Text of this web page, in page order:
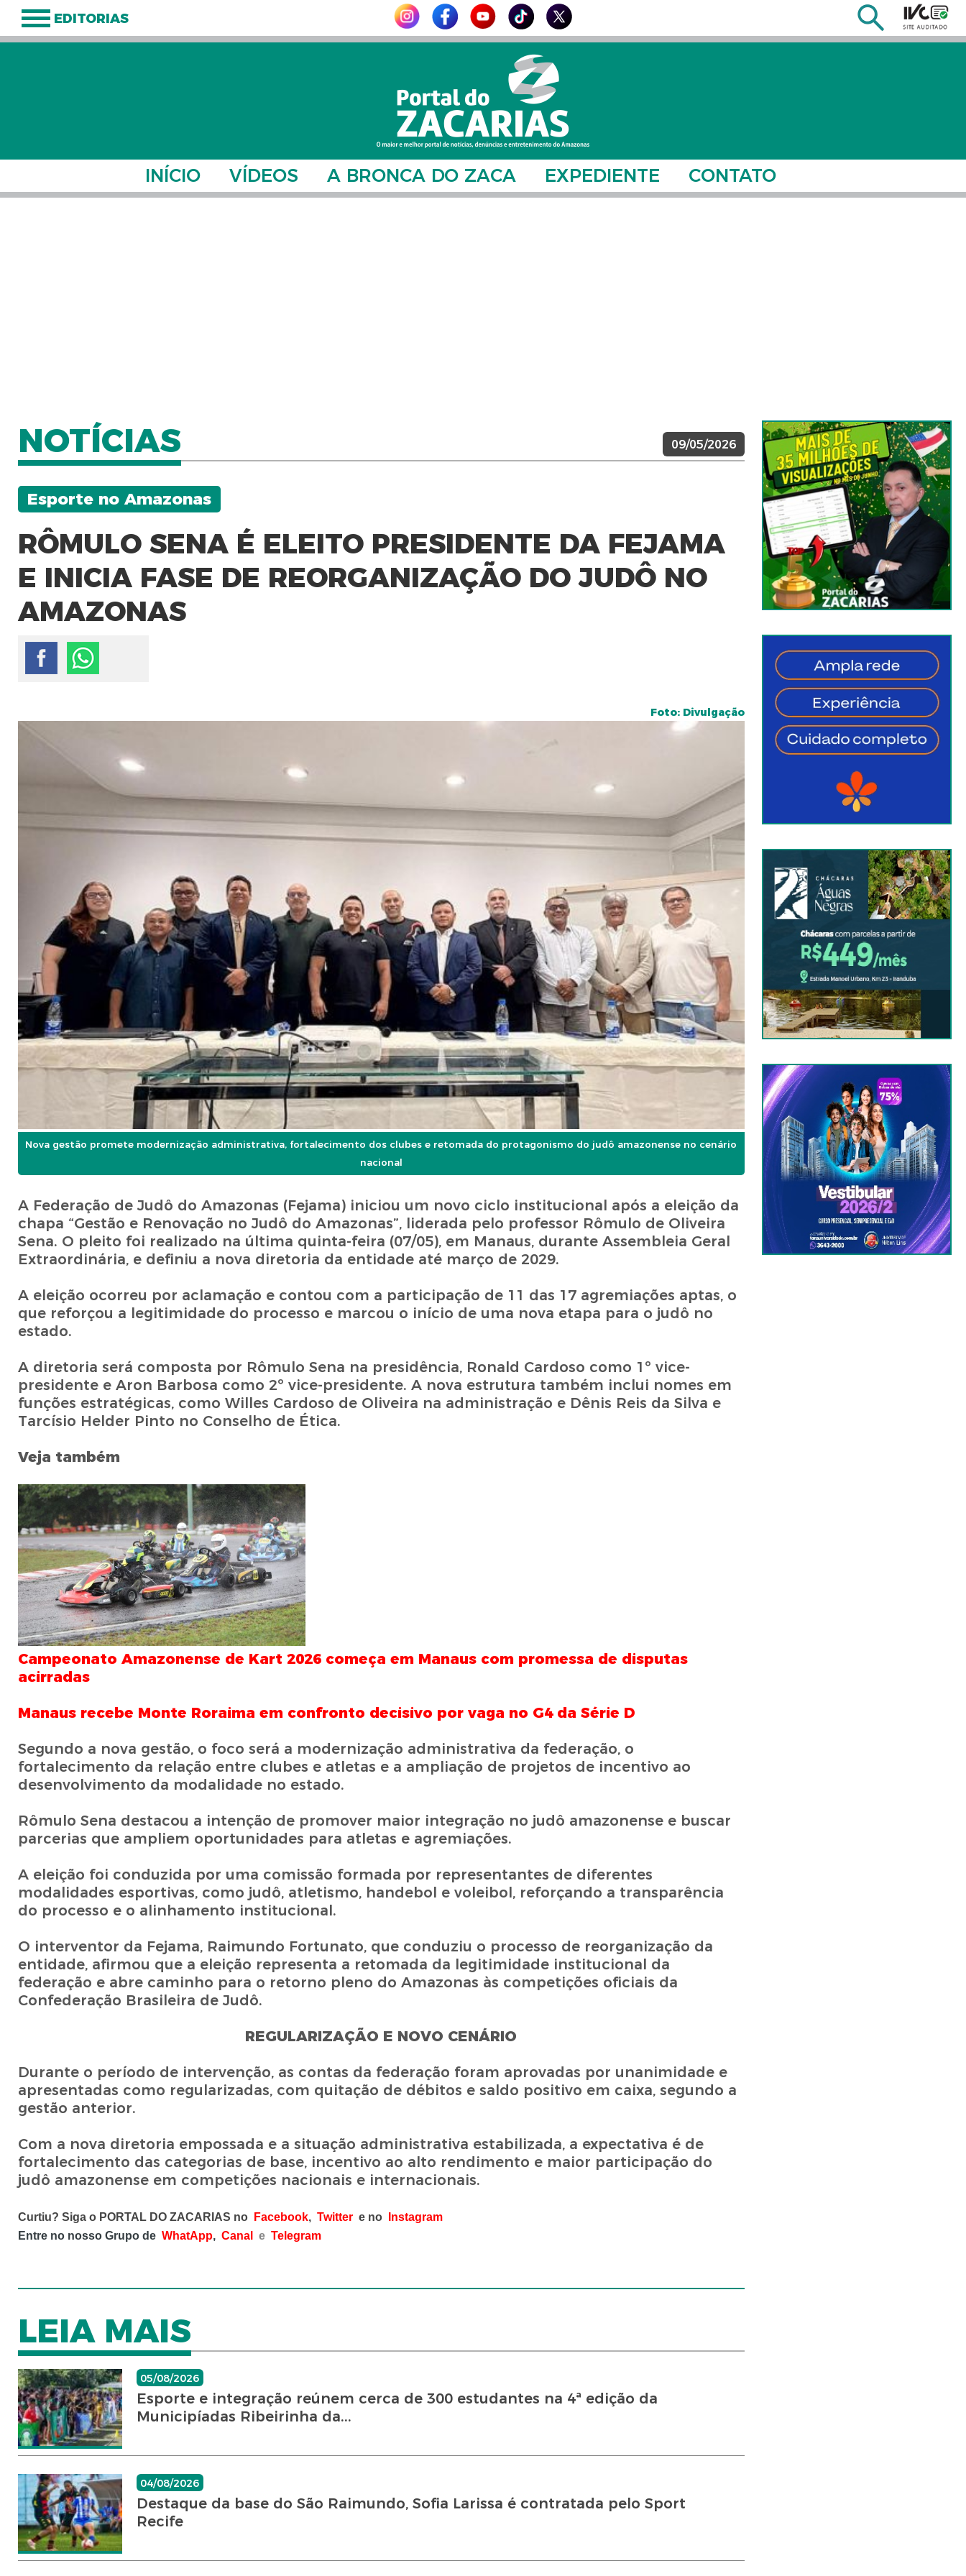
EDITORIAS
INÍCIO VÍDEOS A BRONCA DO ZACA EXPEDIENTE CONTATO
NOTÍCIAS 09/05/2026
Esporte no Amazonas
RÔMULO SENA É ELEITO PRESIDENTE DA FEJAMA
E INICIA FASE DE REORGANIZAÇÃO DO JUDÔ NO
AMAZONAS
Foto: Divulgação
Nova gestão promete modernização administrativa, fortalecimento dos clubes e retomada do protagonismo do judô amazonense no cenário
nacional
A Federação de Judô do Amazonas (Fejama) iniciou um novo ciclo institucional após a eleição da
chapa “Gestão e Renovação no Judô do Amazonas”, liderada pelo professor Rômulo de Oliveira
Sena. O pleito foi realizado na última quinta-feira (07/05), em Manaus, durante Assembleia Geral
Extraordinária, e definiu a nova diretoria da entidade até março de 2029.
A eleição ocorreu por aclamação e contou com a participação de 11 das 17 agremiações aptas, o
que reforçou a legitimidade do processo e marcou o início de uma nova etapa para o judô no
estado.
A diretoria será composta por Rômulo Sena na presidência, Ronald Cardoso como 1º vice-
presidente e Aron Barbosa como 2º vice-presidente. A nova estrutura também inclui nomes em
funções estratégicas, como Willes Cardoso de Oliveira na administração e Dênis Reis da Silva e
Tarcísio Helder Pinto no Conselho de Ética.
Veja também
Campeonato Amazonense de Kart 2026 começa em Manaus com promessa de disputas
acirradas
Manaus recebe Monte Roraima em confronto decisivo por vaga no G4 da Série D
Segundo a nova gestão, o foco será a modernização administrativa da federação, o
fortalecimento da relação entre clubes e atletas e a ampliação de projetos de incentivo ao
desenvolvimento da modalidade no estado.
Rômulo Sena destacou a intenção de promover maior integração no judô amazonense e buscar
parcerias que ampliem oportunidades para atletas e agremiações.
A eleição foi conduzida por uma comissão formada por representantes de diferentes
modalidades esportivas, como judô, atletismo, handebol e voleibol, reforçando a transparência
do processo e o alinhamento institucional.
O interventor da Fejama, Raimundo Fortunato, que conduziu o processo de reorganização da
entidade, afirmou que a eleição representa a retomada da legitimidade institucional da
federação e abre caminho para o retorno pleno do Amazonas às competições oficiais da
Confederação Brasileira de Judô.
REGULARIZAÇÃO E NOVO CENÁRIO
Durante o período de intervenção, as contas da federação foram aprovadas por unanimidade e
apresentadas como regularizadas, com quitação de débitos e saldo positivo em caixa, segundo a
gestão anterior.
Com a nova diretoria empossada e a situação administrativa estabilizada, a expectativa é de
fortalecimento das categorias de base, incentivo ao alto rendimento e maior participação do
judô amazonense em competições nacionais e internacionais.
Curtiu? Siga o PORTAL DO ZACARIAS no Facebook, Twittere no
Instagram
Entre no nosso Grupo de WhatApp, Canal e Telegram
LEIA MAIS
05/08/2026
Esporte e integração reúnem cerca de 300 estudantes na 4ª edição da
Municipíadas Ribeirinha da...
04/08/2026
Destaque da base do São Raimundo, Sofia Larissa é contratada pelo Sport
Recife